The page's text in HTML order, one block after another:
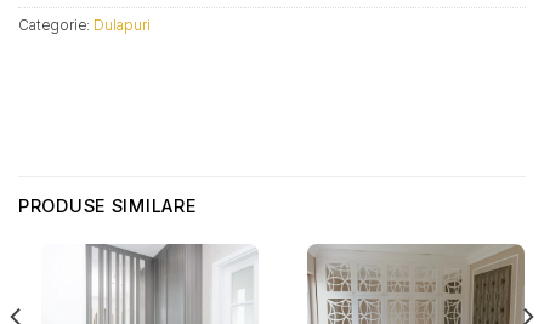
Categorie: Dulapuri
PRODUSE SIMILARE